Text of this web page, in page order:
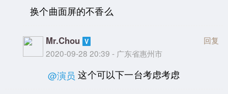
换个曲面屏的不香么
Mr.Chou
2020-09-28 20:39 - 广东省惠州市
回复
@演员 这个可以下一台考虑考虑